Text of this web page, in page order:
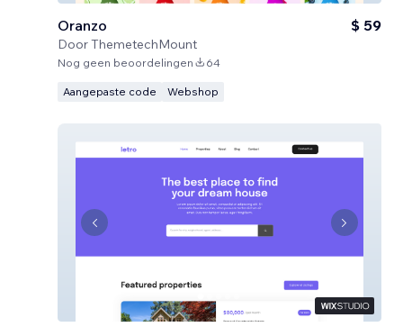
Oranzo
DoorThemetechMount
$ 59
Nog geen beoordelingen 64
Aangepaste code Webshop